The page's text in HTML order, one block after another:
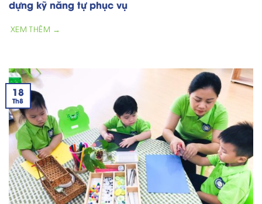
dựng kỹ năng tự phục vụ
XEM THÊM →
18
Th8